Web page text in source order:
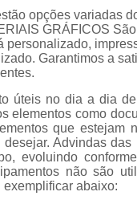
opções variadas
GRÁFICOS
personalizado,
Garantimos a
úteis no dia a dia
elementos como
que estejam
Advindas
evoluindo
não são
abaixo: